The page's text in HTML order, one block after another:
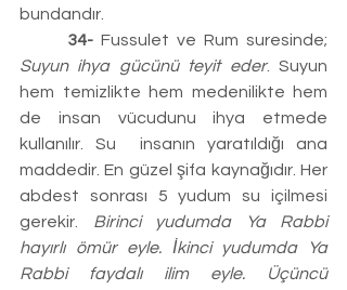
bundandır.
	34-
Suyun ihya gücünü teyit eder. Suyun
hem temizlikte hem medenilikte hem
de insan vücudunu ihya etmede
kullanılır. Su  insanın yaratıldığı ana
maddedir. En güzel şifa kaynağıdır. Her
abdest sonrası 5 yudum su içilmesi
gerekir. Birinci yudumda Ya Rabbi
hayırlı ömür eyle. İkinci yudumda Ya
Rabbi faydalı ilim eyle. Üçüncü